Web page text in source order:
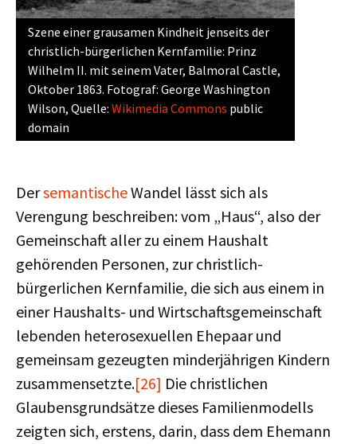
Szene einer grausamen Kindheit jenseits der
christlich-bürgerlichen Kernfamilie: Prinz
Wilhelm II. mit seinem Vater, Balmoral Castle,
Oktober 1863. Fotograf: George Washington
Wilson, Quelle: Wikimedia Commons public
domain
DersemantischeWandel lässt sich als
Verengung beschreiben: vom „Haus“, also der
Gemeinschaft aller zu einem Haushalt
gehörenden Personen, zur christlich-
bürgerlichen Kernfamilie, die sich aus einem in
einer Haushalts- und Wirtschaftsgemeinschaft
lebenden heterosexuellen Ehepaar und
gemeinsam gezeugten minderjährigen Kindern
zusammensetzte.[26] Die christlichen
Glaubensgrundsätze dieses Familienmodells
zeigten sich, erstens, darin, dass dem Ehemann